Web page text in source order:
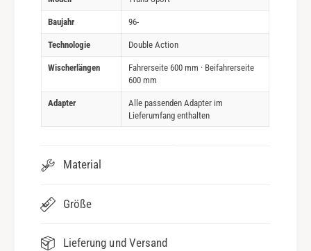
Baujahr 96-
Technologie Double Action
Wischerlängen
Fahrerseite 600 mm · Beifahrerseite
600 mm
Adapter
Alle passenden Adapter im
Lieferumfang enthalten
Material
Größe
Lieferung und Versand